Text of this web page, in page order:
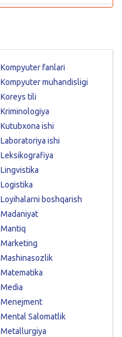
Kompyuter fanlari
Kompyuter muhandisligi
Koreys tili
Kriminologiya
Kutubxona ishi
Laboratoriya ishi
Leksikografiya
Lingvistika
Logistika
Loyihalarni boshqarish
Madaniyat
Mantiq
Marketing
Mashinasozlik
Matematika
Media
Menejment
Mental Salomatlik
Metallurgiya